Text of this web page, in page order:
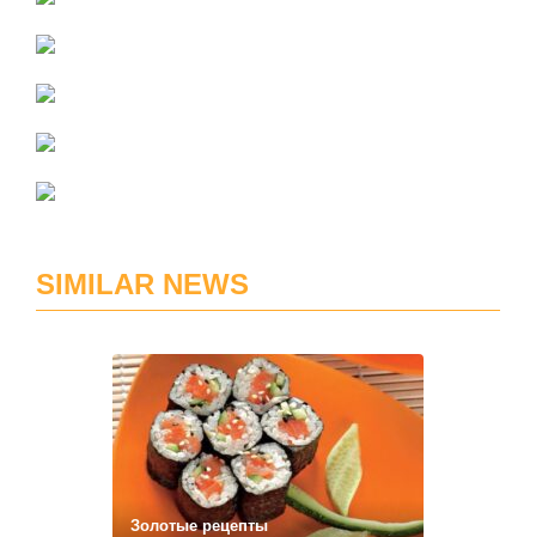
SIMILAR NEWS
Золотые рецепты